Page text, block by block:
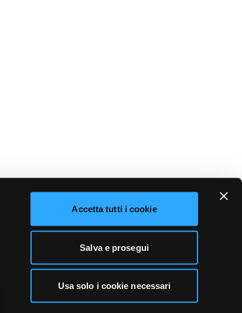
Accetta tutti i cookie
Salva e prosegui
Usa solo i cookie necessari